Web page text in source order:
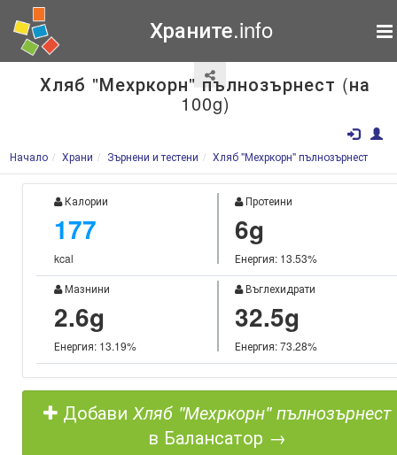
Храните.info
Хляб "Мехркорн" пълнозърнест (на
100g)
Начало Храни Зърнени и тестени Хляб "Мехркорн" пълнозърнест
Калории
177
kcal
Протеини
6g
Енергия: 13.53%
Мазнини
2.6g
Енергия: 13.19%
Въглехидрати
32.5g
Енергия: 73.28%
Добави Хляб "Мехркорн" пълнозърнест
в Балансатор →